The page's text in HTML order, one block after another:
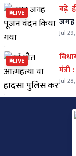
LIVE
जगह
Jul
LIVE
मंत्री :
Jul